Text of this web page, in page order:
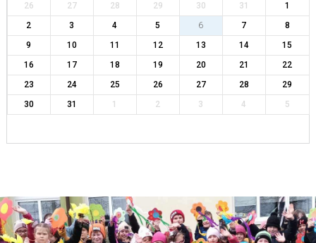
26 27 28 29 30 31
1
2
3 4 5 6 7
8
9
10 11 12 13 14
15
16
17 18 19 20 21
22
23
24 25 26 27 28
29
30
31 1 2 3 4 5